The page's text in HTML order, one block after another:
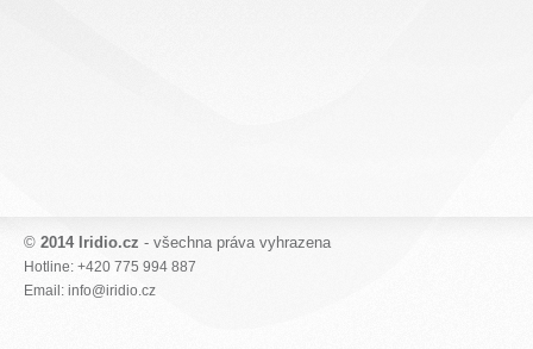
© 2014 Iridio.cz - všechna práva vyhrazena
Hotline: +420 775 994 887
Email: info@iridio.cz